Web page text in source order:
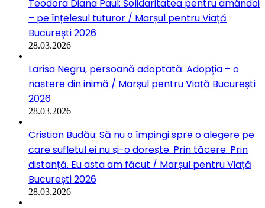
Teodora Diana Paul: Solidaritatea pentru amândoi
– pe înțelesul tuturor / Marșul pentru Viață
București 2026
28.03.2026
Larisa Negru, persoană adoptată: Adopția – o
naștere din inimă / Marșul pentru Viață București
2026
28.03.2026
Cristian Budău: Să nu o împingi spre o alegere pe
care sufletul ei nu și-o dorește. Prin tăcere. Prin
distanță. Eu asta am făcut / Marșul pentru Viață
București 2026
28.03.2026